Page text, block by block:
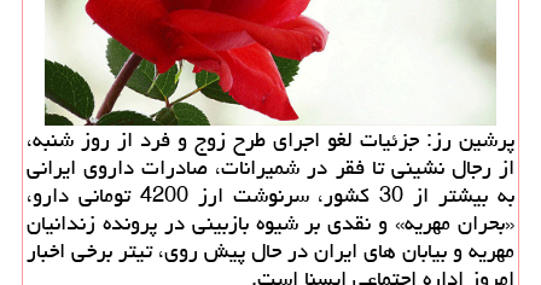
پرشین رز: جزئیات لغو اجرای طرح زوج و فرد از روز شنبه،
از رجال نشینی تا فقر در شمیرانات، صادرات داروی ایرانی
به بیشتر از 30 كشور، سرنوشت ارز 4200 تومانی دارو،
«بحران مهریه» و نقدی بر شیوه بازبینی در پرونده زندانیان
مهریه و بیابان های ایران در حال پیش روی، تیتر برخی اخبار